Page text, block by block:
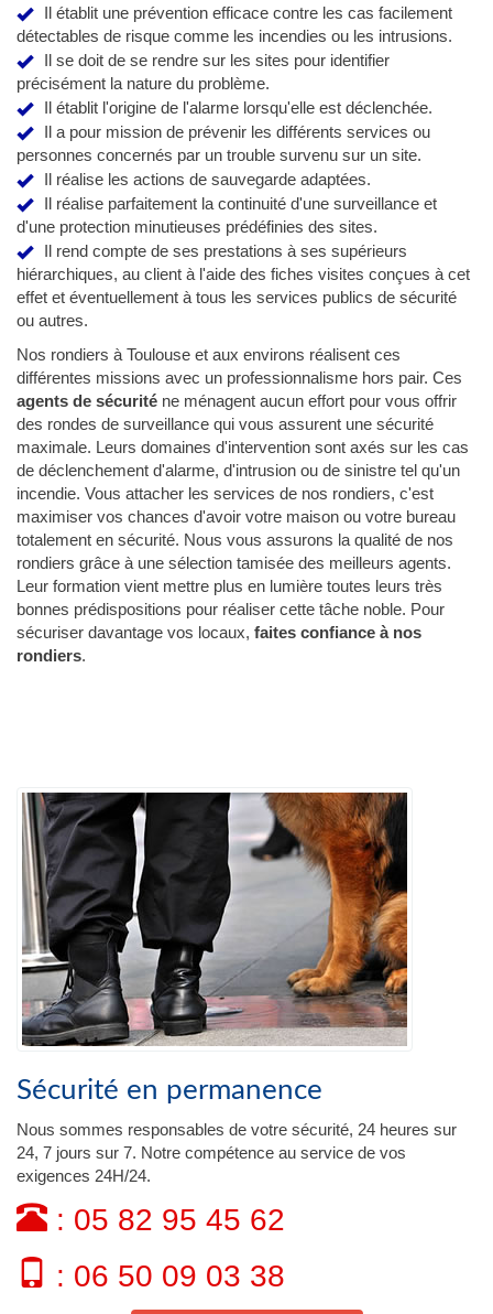
Il établit une prévention efficace contre les cas facilement
détectables de risque comme les incendies ou les intrusions.
Il se doit de se rendre sur les sites pour identifier
précisément la nature du problème.
Il établit l'origine de l'alarme lorsqu'elle est déclenchée.
Il a pour mission de prévenir les différents services ou
personnes concernés par un trouble survenu sur un site.
Il réalise les actions de sauvegarde adaptées.
Il réalise parfaitement la continuité d'une surveillance et
d'une protection minutieuses prédéfinies des sites.
Il rend compte de ses prestations à ses supérieurs
hiérarchiques, au client à l'aide des fiches visites conçues à cet
effet et éventuellement à tous les services publics de sécurité
ou autres.
Nos rondiers à Toulouse et aux environs réalisent ces
différentes missions avec un professionnalisme hors pair. Ces
agents de sécurité ne ménagent aucun effort pour vous offrir
des rondes de surveillance qui vous assurent une sécurité
maximale. Leurs domaines d'intervention sont axés sur les cas
de déclenchement d'alarme, d'intrusion ou de sinistre tel qu'un
incendie. Vous attacher les services de nos rondiers, c'est
maximiser vos chances d'avoir votre maison ou votre bureau
totalement en sécurité. Nous vous assurons la qualité de nos
rondiers grâce à une sélection tamisée des meilleurs agents.
Leur formation vient mettre plus en lumière toutes leurs très
bonnes prédispositions pour réaliser cette tâche noble. Pour
sécuriser davantage vos locaux, faites confiance à nos
rondiers.
Sécurité en permanence
Nous sommes responsables de votre sécurité, 24 heures sur
24, 7 jours sur 7. Notre compétence au service de vos
exigences 24H/24.
: 05 82 95 45 62
: 06 50 09 03 38